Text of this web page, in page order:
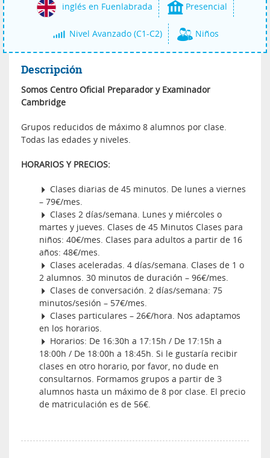
inglés en Fuenlabrada Presencial
Nivel Avanzado (C1-C2) Niños
Descripción
Somos Centro Oficial Preparador y Examinador
Cambridge
Grupos reducidos de máximo 8 alumnos por clase.
Todas las edades y niveles.
HORARIOS Y PRECIOS:
Clases diarias de 45 minutos. De lunes a viernes
– 79€/mes.
Clases 2 días/semana. Lunes y miércoles o
martes y jueves. Clases de 45 Minutos Clases para
niños: 40€/mes. Clases para adultos a partir de 16
años: 48€/mes.
Clases aceleradas. 4 días/semana. Clases de 1 o
2 alumnos. 30 minutos de duración – 96€/mes.
Clases de conversación. 2 días/semana: 75
minutos/sesión – 57€/mes.
Clases particulares – 26€/hora. Nos adaptamos
en los horarios.
Horarios: De 16:30h a 17:15h / De 17:15h a
18:00h / De 18:00h a 18:45h. Si le gustaría recibir
clases en otro horario, por favor, no dude en
consultarnos. Formamos grupos a partir de 3
alumnos hasta un máximo de 8 por clase. El precio
de matriculación es de 56€.